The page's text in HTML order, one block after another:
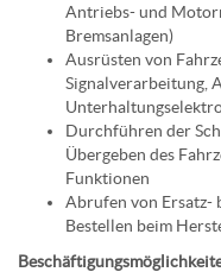
Antriebs- und
Bremsanlagen)
Ausrüsten von
Signalverarbeitung,
Durchführen der
Übergeben des
Funktionen
Abrufen von Ersatz-
Bestellen beim